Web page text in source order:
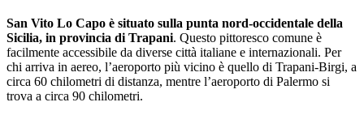
San Vito Lo Capo è situato sulla punta nord-occidentale della
Sicilia, in provincia di Trapani. Questo pittoresco comune è
facilmente accessibile da diverse città italiane e internazionali. Per
chi arriva in aereo, l’aeroporto più vicino è quello di Trapani-Birgi, a
circa 60 chilometri di distanza, mentre l’aeroporto di Palermo si
trova a circa 90 chilometri.